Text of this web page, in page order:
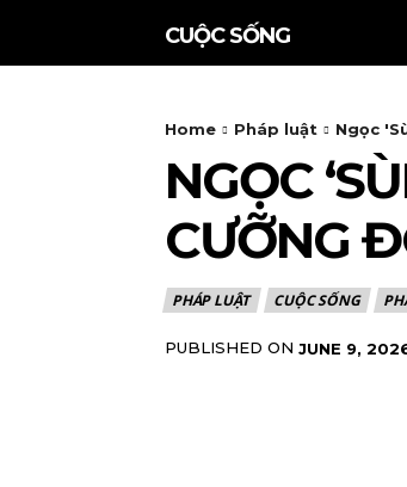
CUỘC SỐNG
Home Pháp luật Ngọc
NGỌC
CƯỠNG
PHÁP LUẬT CUỘC SỐNG
PUBLISHED ON JUNE 9,